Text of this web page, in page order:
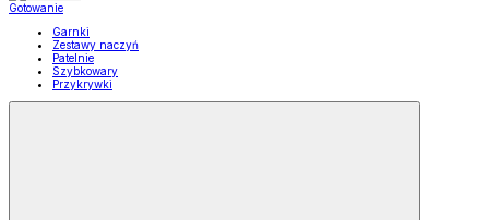
Gotowanie
Garnki
Zestawy naczyń
Patelnie
Szybkowary
Przykrywki